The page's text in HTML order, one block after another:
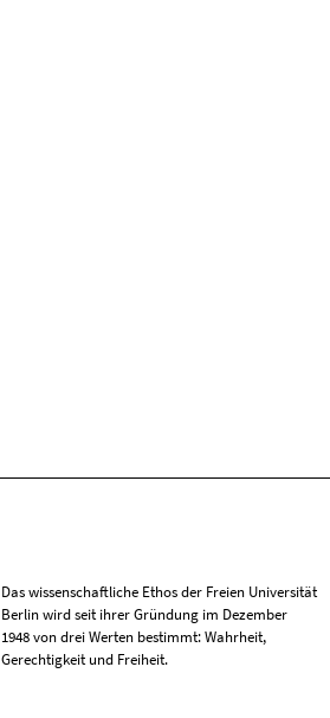
Das wissenschaftliche Ethos der Freien Universität
Berlin wird seit ihrer Gründung im Dezember
1948 von drei Werten bestimmt: Wahrheit,
Gerechtigkeit und Freiheit.